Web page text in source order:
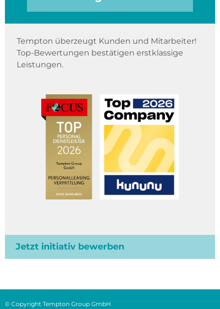
Tempton überzeugt Kunden und Mitarbeiter!
Top-Bewertungen bestätigen erstklassige
Leistungen.
Jetzt initiativ bewerben
© Copyright Tempton Group GmbH